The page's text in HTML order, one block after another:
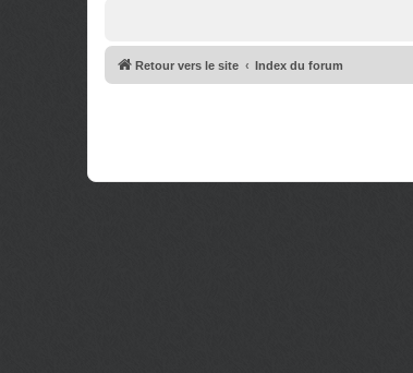
Retour vers le site Index du forum